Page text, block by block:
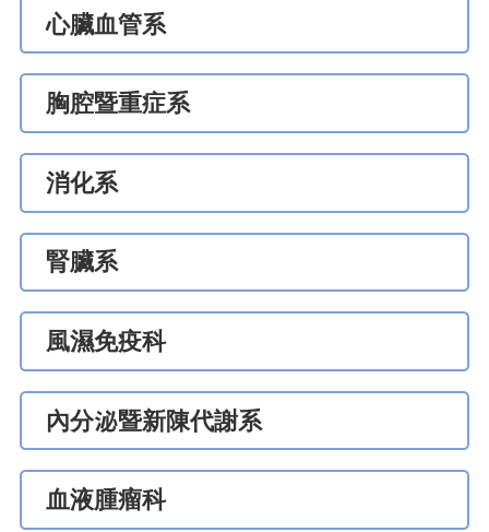
心臟血管系
胸腔暨重症系
消化系
腎臟系
風濕免疫科
內分泌暨新陳代謝系
血液腫瘤科